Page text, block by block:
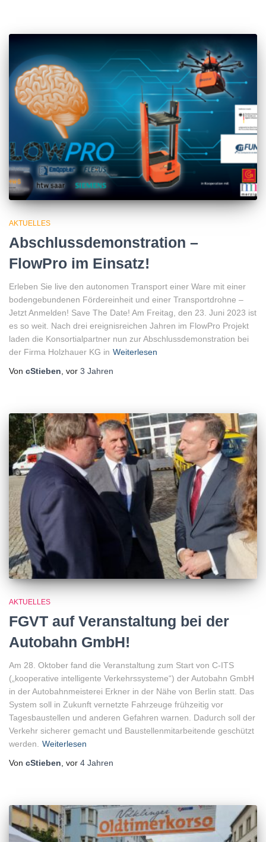
AKTUELLES
Abschlussdemonstration –
FlowPro im Einsatz!
Erleben Sie live den autonomen Transport einer Ware mit einer
bodengebundenen Fördereinheit und einer Transportdrohne –
Jetzt Anmelden! Save The Date! Am Freitag, den 23. Juni 2023 ist
es so weit. Nach drei ereignisreichen Jahren im FlowPro Projekt
laden die Konsortialpartner nun zur Abschlussdemonstration bei
der Firma Holzhauer KG in Weiterlesen
Von cStieben , vor 3 Jahren
AKTUELLES
FGVT auf Veranstaltung bei der
Autobahn GmbH!
Am 28. Oktober fand die Veranstaltung zum Start von C-ITS
(„kooperative intelligente Verkehrssysteme“) der Autobahn GmbH
in der Autobahnmeisterei Erkner in der Nähe von Berlin statt. Das
System soll in Zukunft vernetzte Fahrzeuge frühzeitig vor
Tagesbaustellen und anderen Gefahren warnen. Dadurch soll der
Verkehr sicherer gemacht und Baustellenmitarbeitende geschützt
werden. Weiterlesen
Von cStieben, vor 4 Jahren